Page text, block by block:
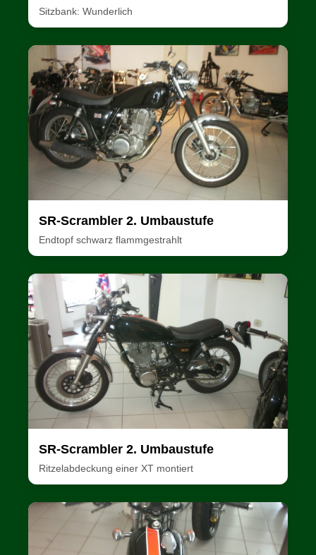
Sitzbank: Wunderlich
SR-Scrambler 2. Umbaustufe
Endtopf schwarz flammgestrahlt
SR-Scrambler 2. Umbaustufe
Ritzelabdeckung einer XT montiert